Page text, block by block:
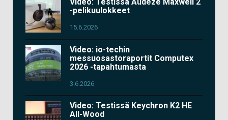
-pelikuulokkeet
15.6.2026
Video: io-techin
messuosastoraportit Computex
2026 -tapahtumasta
3.6.2026
Video: Testissä Keychron K2 HE
All-Wood